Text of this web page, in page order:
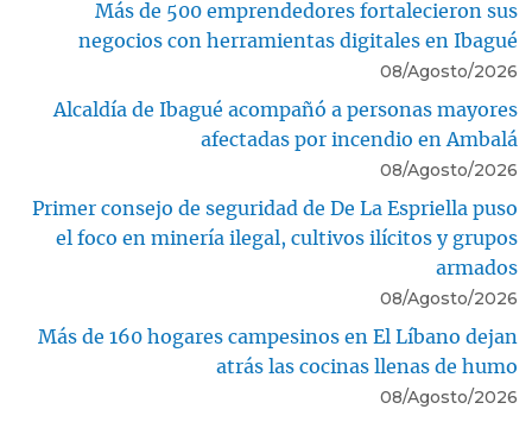
Más de 500 emprendedores fortalecieron sus
negocios con herramientas digitales en Ibagué
08/Agosto/2026
Alcaldía de Ibagué acompañó a personas mayores
afectadas por incendio en Ambalá
08/Agosto/2026
Primer consejo de seguridad de De La Espriella puso
el foco en minería ilegal, cultivos ilícitos y grupos
armados
08/Agosto/2026
Más de 160 hogares campesinos en El Líbano dejan
atrás las cocinas llenas de humo
08/Agosto/2026